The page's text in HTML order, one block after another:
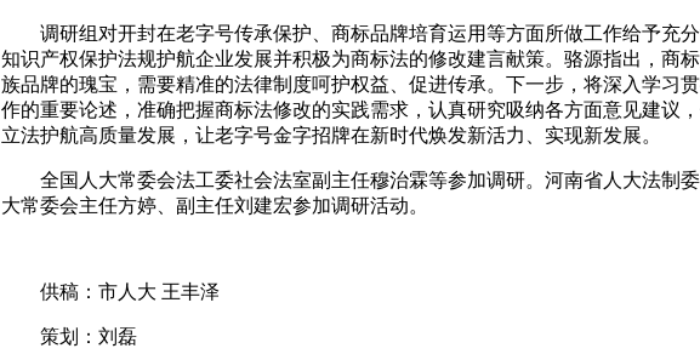
调研组对开封在老字号传承保护、商标品牌培育运用等方面所做工作给予充分
知识产权保护法规护航企业发展并积极为商标法的修改建言献策。骆源指出，商
族品牌的瑰宝，需要精准的法律制度呵护权益、促进传承。下一步，将深入学习
作的重要论述，准确把握商标法修改的实践需求，认真研究吸纳各方面意见建议
立法护航高质量发展，让老字号金字招牌在新时代焕发新活力、实现新发展。
全国人大常委会法工委社会法室副主任穆治霖等参加调研。河南省人大法制委
大常委会主任方婷、副主任刘建宏参加调研活动。
供稿：市人大 王丰泽
策划：刘磊